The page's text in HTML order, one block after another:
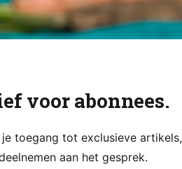
voor abonnees.
toegang tot exclusieve artikels,
aan het gesprek.